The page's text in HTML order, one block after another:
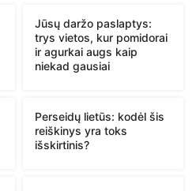
Jūsų daržo paslaptys:
trys vietos, kur pomidorai
ir agurkai augs kaip
niekad gausiai
Perseidų lietūs: kodėl šis
reiškinys yra toks
išskirtinis?